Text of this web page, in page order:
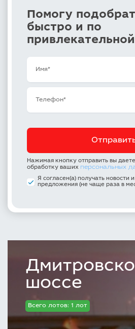
Помогу
быстро и по
Нажимая кнопку отправить вы
обработку ваших персональных
Я согласен(а) получать новости
предложения (не чаще раза в
шоссе
Всего лотов: 1 лот